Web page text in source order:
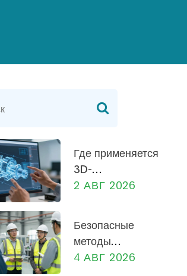
Где применяется
3D-
моделирование
от
проектирования
до производства
2 АВГ 2026
Безопасные
методы
работы на
4 АВГ 2026